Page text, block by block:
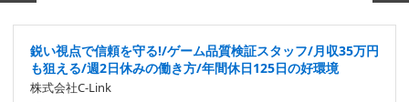
鋭い視点で信頼を守る!/ゲーム品質検証スタッフ/月収35万円
も狙える/週2日休みの働き方/年間休日125日の好環境
株式会社C-Link